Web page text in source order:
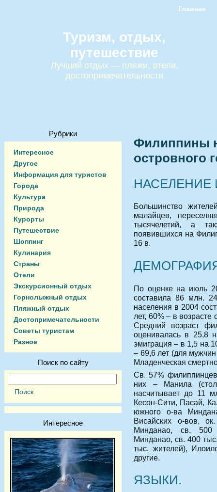
Главная
Туризм, отдых,
путешествие
Лучший отдых — пляжи, отели,
достопримечательности
Рубрики
Интересное
Другое
Информация для туристов
Города
Культура
Природа
Курорты
Путешествие
Шоппинг
Кулинария
Страны
Отели
Экскурсионный отдых
Горнолыжный отдых
Пляжный отдых
Достопримечательности
Советы туристам
Разное
Поиск по сайту
Интересное
Филиппины
островного
НАСЕЛЕНИЕ
Большинство
малайцев,
тысячелетий, а
появившихся на
16 в.
По оценке на июль
составила 86 млн.
населения в 2004
лет, 60% – в возрасте
Средний возраст
оценивалась в 25,8
эмиграция – в 1,5 на
– 69,6 лет (для
Младенческая
Св. 57%
них – Манила
насчитывает до 11
Кесон-Сити, Пасай,
южного о-ва
Висайских о-вов,
Минданао, св. 500
Минданао, св. 400
тыс. жителей),
другие.
ЯЗЫКИ.